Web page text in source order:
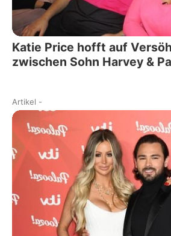
Katie Price hofft auf
zwischen Sohn Harvey &
Artikel -